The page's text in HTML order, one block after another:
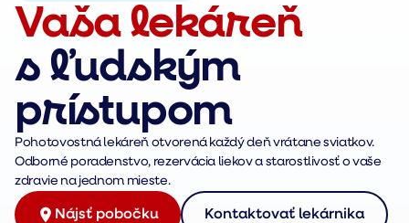
Vaša lekáreň
s ľudským
prístupom
Pohotovostná lekáreň otvorená každý deň vrátane sviatkov.
Odborné poradenstvo, rezervácia liekov a starostlivosť o vaše
zdravie na jednom mieste.
Nájsť pobočku Kontaktovať lekárnika